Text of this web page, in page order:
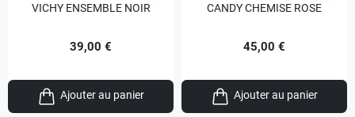
VICHY ENSEMBLE NOIR
39,00 €
Ajouter au panier
CANDY CHEMISE ROSE
45,00 €
Ajouter au panier